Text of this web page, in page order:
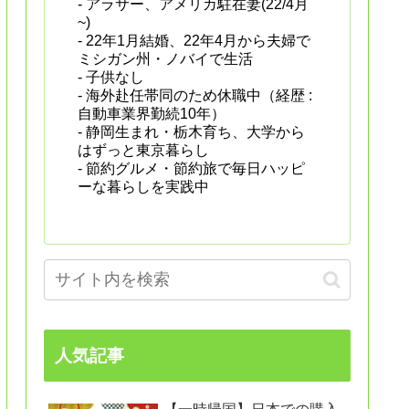
- アラサー、アメリカ駐在妻(22/4月
~)
- 22年1月結婚、22年4月から夫婦で
ミシガン州・ノバイで生活
- 子供なし
- 海外赴任帯同のため休職中（経歴 :
自動車業界勤続10年）
- 静岡生まれ・栃木育ち、大学から
はずっと東京暮らし
- 節約グルメ・節約旅で毎日ハッピ
ーな暮らしを実践中
人気記事